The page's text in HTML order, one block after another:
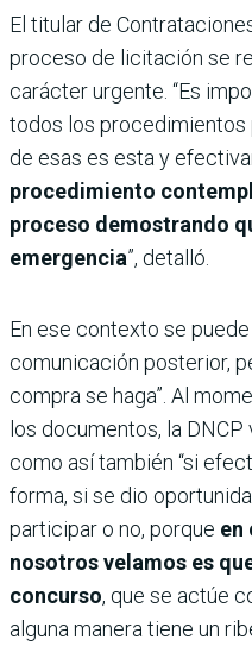
El titular de
proceso de licitación se
carácter urgente. “Es
todos los procedimientos
de esas es esta y
procedimiento
proceso demostrando
emergencia”, detalló.
En ese contexto se
comunicación posterior,
compra se haga”. Al
los documentos, la
como así también “si
forma, si se dio
participar o no, porque en
nosotros velamos es
concurso, que se actúe
alguna manera tiene un